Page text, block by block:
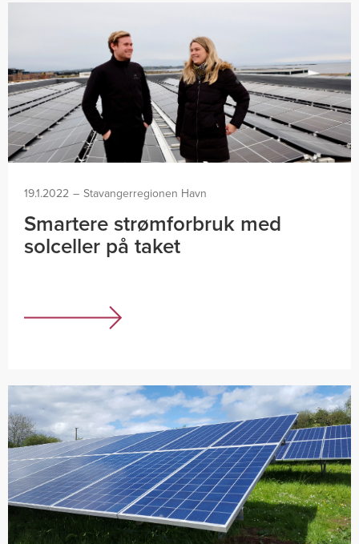
19.1.2022 – Stavangerregionen Havn
Smartere strømforbruk med
solceller på taket